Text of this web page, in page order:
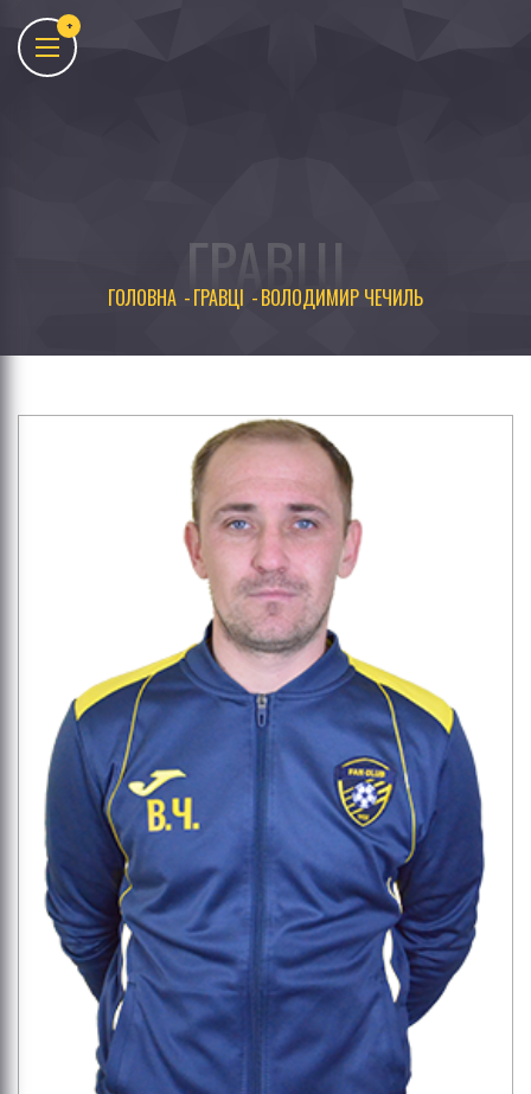
ГРАВЦІ
ГОЛОВНА ГРАВЦІ ВОЛОДИМИР ЧЕЧИЛЬ